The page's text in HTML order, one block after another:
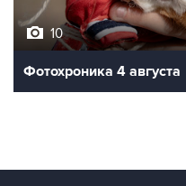
10
Фотохроника 4 августа